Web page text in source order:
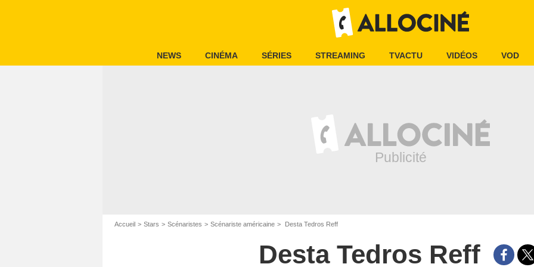
NEWS CINÉMA SÉRIES STREAMING TVACTU VIDÉOS VOD
Accueil Stars Scénaristes Scénariste américaine Desta Tedros Reff
Desta Tedros Reff